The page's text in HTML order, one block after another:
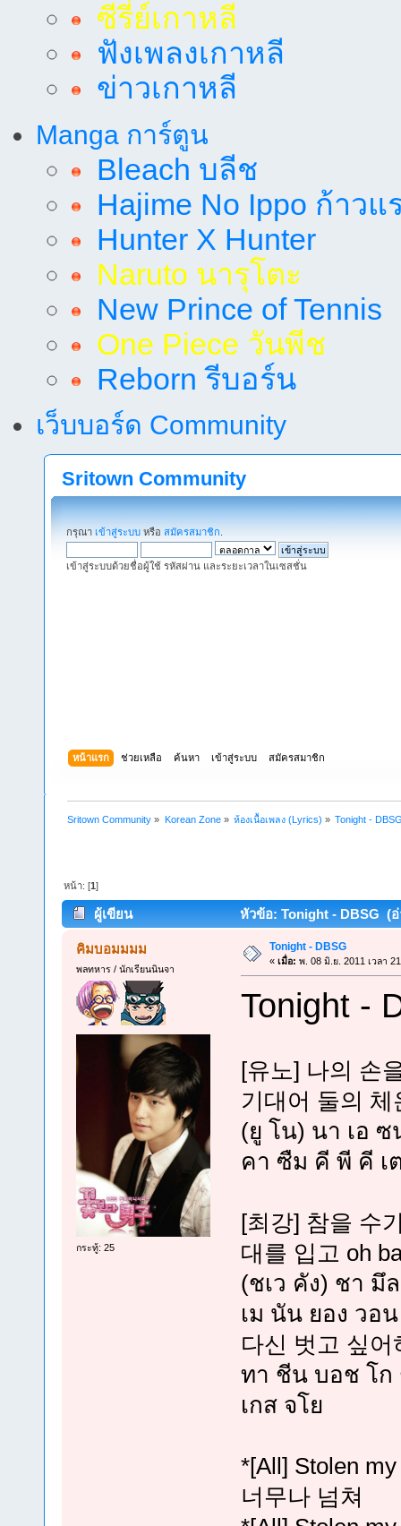
ซีรี่ย์เกาหลี
ฟังเพลงเกาหลี
ข่าวเกาหลี
Manga การ์ตูน
Bleach บลีช
Hajime No Ippo ก้าวแ
Hunter X Hunter
Naruto นารุโตะ
New Prince of Tennis
One Piece วันพีช
Reborn รีบอร์น
เว็บบอร์ด Community
Sritown Community
กรุณา เข้าสู่ระบบ หรือ สมัครสมาชิก
เข้าสู่ระบบด้วยชื่อผู้ใช้ รหัสผ่าน และระยะเวลาในเซสชั่น
หน้าแรก ช่วยเหลือ ค้นหา เข้าสู่ระบบ สมัครสมาชิก
Sritown Community » Korean Zone» ห้องเนื้อเพลง (Lyrics) » Tonight -
หน้า: [1]
ผู้เขียน หัวข้อ: Tonight - DBSG (อ่
คิมบอมมมม
พลทหาร / นักเรียนนินจา
กระทู้: 25
Tonight - DBSG
« เมื่อ: พ. 08 มิ.ย. 2011 เวลา
Tonight -
[유노] 나의 손
기대어 둘의
(ยู โน) นา เอ
คา ซืม คี พี คี เ
[최강] 참을 수
대를 입고 oh
(ชเว คัง) ชา มึ
เม นัน ยอง วอ
다신 벗고 싶
ทา ชีน บอช โก
เกส จโย
*[All] Stolen
너무나 넘쳐